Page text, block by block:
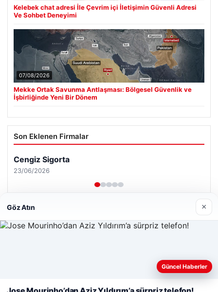
Kelebek chat adresi İle Çevrim içi İletişimin Güvenli Adresi
Ve Sohbet Deneyimi
07/08/2026
Mekke Ortak Savunma Antlaşması: Bölgesel Güvenlik ve
İşbirliğinde Yeni Bir Dönem
Son Eklenen Firmalar
Cengiz Sigorta
23/06/2026
deneyiminizi kişiselleştirmek ve geliştirmek amacıyla çerezler
Göz Atın ×
Güncel Haberler
lemagrup.com.tr